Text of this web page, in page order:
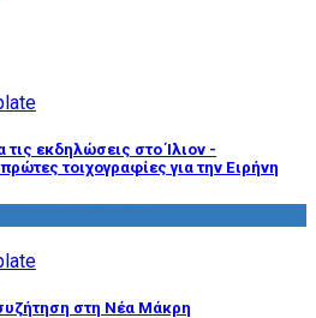
τις εκδηλώσεις στο Ίλιον -
τοιχογραφίες για την Ειρήνη
στη Νέα Μάκρη